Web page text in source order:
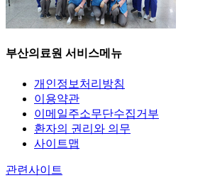
부산의료원 서비스메뉴
개인정보처리방침
이용약관
이메일주소무단수집거부
환자의 권리와 의무
사이트맵
관련사이트